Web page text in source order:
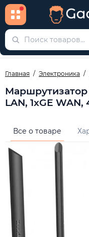
Главная Электроника
Маршрутизатор
LAN, 1xGE WAN,
Все о товаре